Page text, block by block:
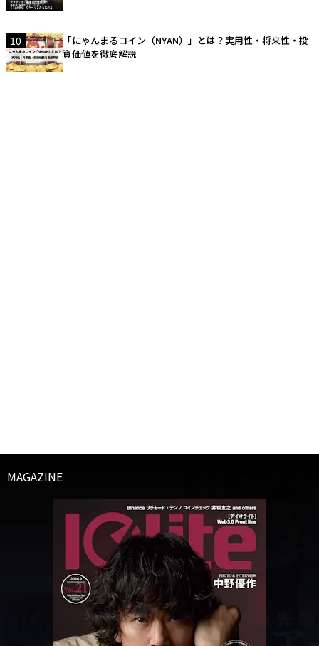
10
「にゃんまるコイン（NYAN）」とは？実用性・将来性・投
資価値を徹底解説
MAGAZINE